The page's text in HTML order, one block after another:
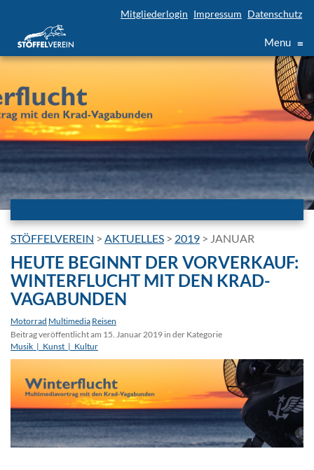
Mitgliederlogin Impressum Datenschutz
Menu ≡
STÖFFELVEREIN > AKTUELLES > 2019 > JANUAR
HEUTE BEGINNT DER VORVERKAUF:
WINTERFLUCHT MIT DEN KRAD-
VAGABUNDEN
Motorrad Multimedia Reisen
Beitrag veröffentlicht am 15. Januar 2019 in der Kategorie
Musik_|_Kunst_|_Kultur